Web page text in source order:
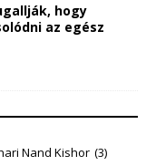
hogy
az egész
Nand Kishor (3)